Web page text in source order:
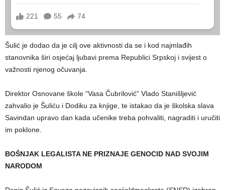
Šulić je dodao da je cilj ove aktivnosti da se i kod najmlađih
stanovnika širi osjećaj ljubavi prema Republici Srpskoj i svijest o
važnosti njenog očuvanja.
Direktor Osnovane škole “Vasa Čubrilović” Vlado Stanišljević
zahvalio je Šuliću i Dodiku za knjige, te istakao da je školska slava
Savindan upravo dan kada učenike treba pohvaliti, nagraditi i uručiti
im poklone.
BOŠNJAK LEGALISTA NE PRIZNAJE GENOCID NAD SVOJIM
NARODOM